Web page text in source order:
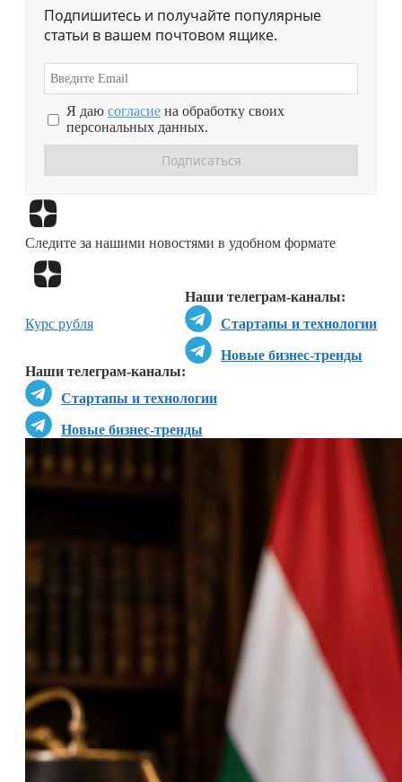
Подпишитесь и получайте популярные
статьи в вашем почтовом ящике.
Я даю согласие на обработку своих
персональных данных.
Следите за нашими новостями в удобном формате
Наши телеграм-каналы:
Стартапы и технологии
Новые бизнес-тренды
Наши телеграм-каналы:
Стартапы и технологии
Новые бизнес-тренды
Курс рубля